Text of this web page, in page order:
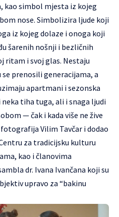
kao simbol mjesta iz kojeg
nose. Simbolizira ljude koji
iz kojeg dolaze i onoga koji
šarenih nošnji i bezličnih
ritam i svoj glas. Nestaju
prenosili generacijama, a
apartmani i sezonska
tiha tuga, ali i snaga ljudi
— čak i kada više ne žive
Vilim Tavčar i dodao
za tradicijsku kulturu
kao i članovima
dr. Ivana Ivančana koji su
upravo za “bakinu